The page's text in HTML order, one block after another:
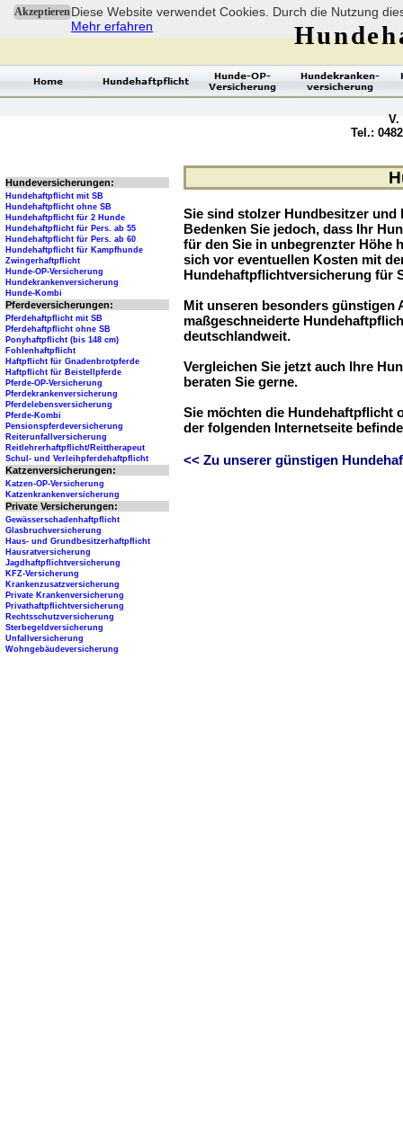
AkzeptierenDiese Website verwendet Cookies. Durch die Nutzung
Mehr erfahren
Sie sind stolzer Hundbesitzer und
Bedenken Sie jedoch, dass Ihr
für den Sie in unbegrenzter Höhe
sich vor eventuellen Kosten mit
Hundehaftpflichtversicherung für
Mit unseren besonders günstigen
maßgeschneiderte
deutschlandweit.
Vergleichen Sie jetzt auch Ihre
beraten Sie gerne.
Sie möchten die Hundehaftpflicht
der folgenden Internetseite
<< Zu unserer günstigen
V.
Tel.:
Hundeversicherungen:
Hundehaftpflicht mit SB
Hundehaftpflicht ohne SB
Hundehaftpflicht für 2 Hunde
Hundehaftpflicht für Pers. ab 55
Hundehaftpflicht für Pers. ab 60
Hundehaftpflicht für Kampfhunde
Zwingerhaftpflicht
Hunde-OP-Versicherung
Hundekrankenversicherung
Hunde-Kombi
Pferdeversicherungen:
Pferdehaftpflicht mit SB
Pferdehaftpflicht ohne SB
Ponyhaftpflicht (bis 148 cm)
Fohlenhaftpflicht
Haftpflicht für Gnadenbrotpferde
Haftpflicht für Beistellpferde
Pferde-OP-Versicherung
Pferdekrankenversicherung
Pferdelebensversicherung
Pferde-Kombi
Pensionspferdeversicherung
Reiterunfallversicherung
Reitlehrerhaftpflicht/Reittherapeut
Schul- und Verleihpferdehaftpflicht
Katzenversicherungen:
Katzen-OP-Versicherung
Katzenkrankenversicherung
Private Versicherungen:
Gewässerschadenhaftpflicht
Glasbruchversicherung
Haus- und Grundbesitzerhaftpflicht
Hausratversicherung
Jagdhaftpflichtversicherung
KFZ-Versicherung
Krankenzusatzversicherung
Private Krankenversicherung
Privathaftpflichtversicherung
Rechtsschutzversicherung
Sterbegeldversicherung
Unfallversicherung
Wohngebäudeversicherung